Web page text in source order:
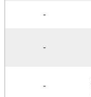
-
-
-